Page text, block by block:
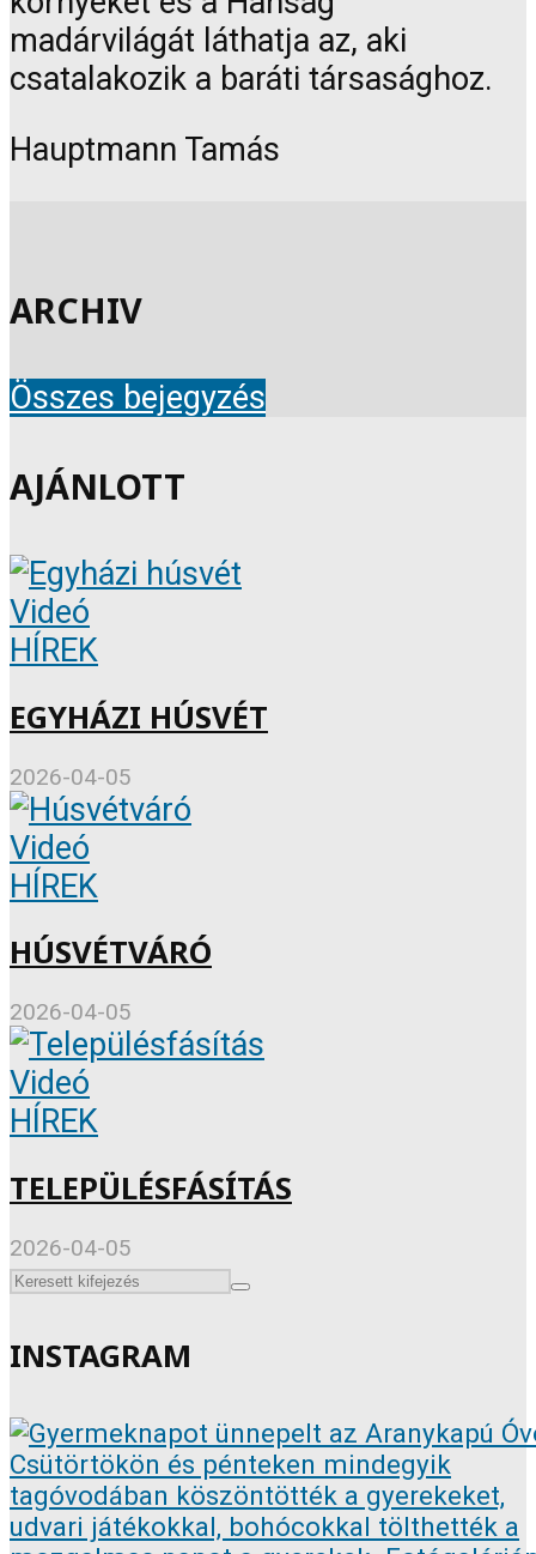
madárvilágát láthatja az, aki
csatalakozik a baráti társasághoz.
Hauptmann Tamás
ARCHIV
Összes bejegyzés
AJÁNLOTT
Videó
HÍREK
EGYHÁZI HÚSVÉT
2026-04-05
Videó
HÍREK
HÚSVÉTVÁRÓ
2026-04-05
Videó
HÍREK
TELEPÜLÉSFÁSÍTÁS
2026-04-05
INSTAGRAM